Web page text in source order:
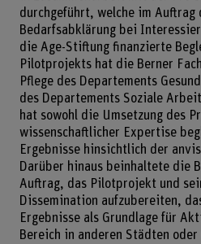
durchgeführt, welche im
Bedarfsabklärung bei
die Age-Stiftung finanzierte
Pilotprojekts hat die Berner
Pflege des Departements
des Departements Soziale
hat sowohl die Umsetzung des
wissenschaftlicher Expertise
Ergebnisse hinsichtlich der
Darüber hinaus beinhaltete die
Auftrag, das Pilotprojekt und
Dissemination aufzubereiten,
Ergebnisse als Grundlage für
Bereich in anderen Städten